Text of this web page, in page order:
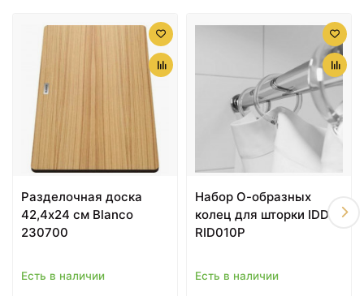
Разделочная доска
43х28х3,2 см Blanco
Разделочная доска
Разделочная доска
42,4х24 см Blanco
230700
Есть в наличии
Набор О-образных
колец для шторки IDDIS
RID010P
Есть в наличии